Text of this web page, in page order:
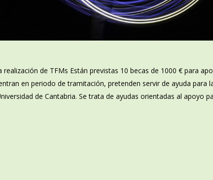
realización de TFMs Están previstas 10 becas de 1000 € para
en periodo de tramitación, pretenden servir de ayuda
de Cantabria. Se trata de ayudas orientadas al apoyo